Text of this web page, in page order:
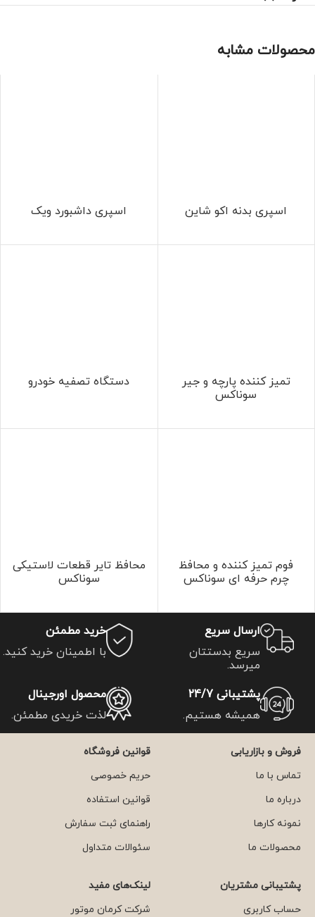
محصولات مشابه
اسپری بدنه اکو شاین اسپری داشبورد ویک
تمیز کننده پارچه و جیر
سوناکس
دستگاه تصفیه خودرو
فوم تمیز کننده و محافظ
چرم حرفه ای سوناکس
محافظ تایر قطعات لاستیکی
سوناکس
ارسال سریع
سریع بدستتان
میرسد.
خرید مطمئن
با اطمینان خرید کنید.
پشتیبانی 24/7
همیشه هستیم.
محصول اورجینال
لذت خریدی مطمئن.
فروش و بازاریابی
تماس با ما
درباره ما
نمونه کارها
محصولات ما
قوانین فروشگاه
حریم خصوصی
قوانین استفاده
راهنمای ثبت سفارش
سئوالات متداول
پشتیبانی مشتریان
حساب کاربری
لینک‌های مفید
شرکت کرمان موتور